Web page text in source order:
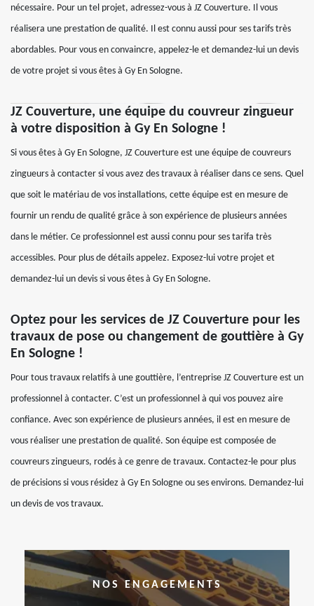
nécessaire. Pour un tel projet, adressez-vous à JZ Couverture. Il vous
réalisera une prestation de qualité. Il est connu aussi pour ses tarifs très
abordables. Pour vous en convaincre, appelez-le et demandez-lui un devis
de votre projet si vous êtes à Gy En Sologne.
JZ Couverture, une équipe du couvreur zingueur
à votre disposition à Gy En Sologne !
Si vous êtes à Gy En Sologne, JZ Couverture est une équipe de couvreurs
zingueurs à contacter si vous avez des travaux à réaliser dans ce sens. Quel
que soit le matériau de vos installations, cette équipe est en mesure de
fournir un rendu de qualité grâce à son expérience de plusieurs années
dans le métier. Ce professionnel est aussi connu pour ses tarifa très
accessibles. Pour plus de détails appelez. Exposez-lui votre projet et
demandez-lui un devis si vous êtes à Gy En Sologne.
Optez pour les services de JZ Couverture pour les
travaux de pose ou changement de gouttière à Gy
En Sologne !
Pour tous travaux relatifs à une gouttière, l’entreprise JZ Couverture est un
professionnel à contacter. C’est un professionnel à qui vos pouvez aire
confiance. Avec son expérience de plusieurs années, il est en mesure de
vous réaliser une prestation de qualité. Son équipe est composée de
couvreurs zingueurs, rodés à ce genre de travaux. Contactez-le pour plus
de précisions si vous résidez à Gy En Sologne ou ses environs. Demandez-lui
un devis de vos travaux.
NOS ENGAGEMENTS